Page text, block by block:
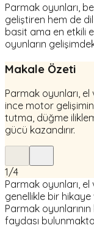
Parmak oyunları,
geliştiren hem de
basit ama en etkili
oyunların
Makale Özeti
Parmak oyunları, el
ince motor
tutma, düğme
gücü kazandırır.
1/4
Parmak oyunları,
genellikle bir hikaye
Parmak
faydası